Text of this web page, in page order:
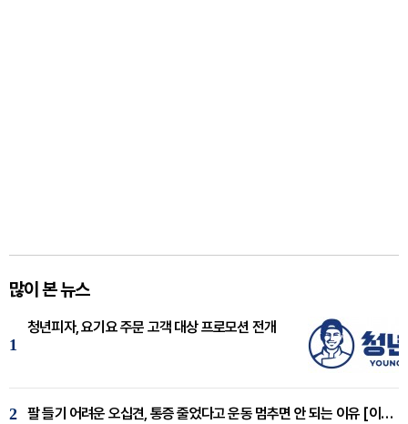
많이 본 뉴스
1
청년피자, 요기요 주문 고객 대상 프로모션 전개
2 팔 들기 어려운 오십견, 통증 줄었다고 운동 멈추면 안 되는 이유 [이병욱 원장 칼럼]